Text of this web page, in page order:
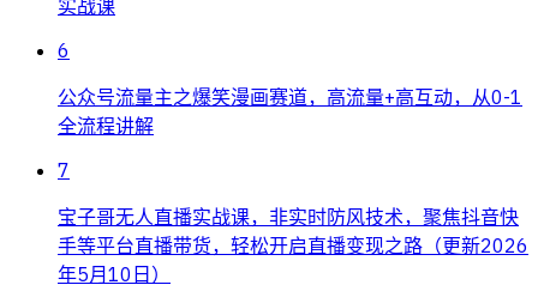
实战课
6
公众号流量主之爆笑漫画赛道，高流量+高互动，从0-1
全流程讲解
7
宝子哥无人直播实战课，非实时防风技术，聚焦抖音快
手等平台直播带货，轻松开启直播变现之路（更新2026
年5月10日）